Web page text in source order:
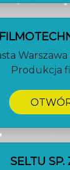
Produkcja
SELTU SP.